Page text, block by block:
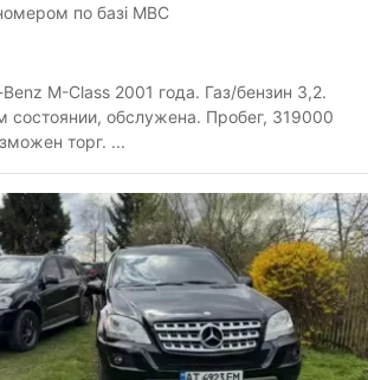
по базі МВС
M-Class 2001 года. Газ/бензин 3,2.
обслужена. Пробег, 319000
торг. ...